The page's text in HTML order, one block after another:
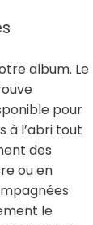
album. Le
pour
à l’abri tout
des
ou en
le